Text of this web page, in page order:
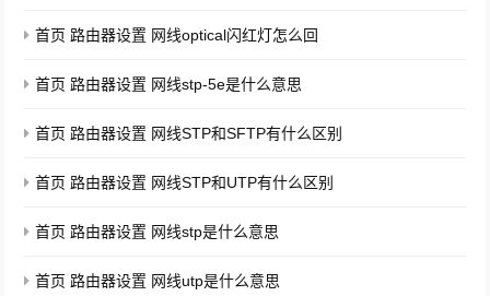
首页 路由器设置 网线optical闪红灯怎么回
首页 路由器设置 网线stp-5e是什么意思
首页 路由器设置 网线STP和SFTP有什么区别
首页 路由器设置 网线STP和UTP有什么区别
首页 路由器设置 网线stp是什么意思
首页 路由器设置 网线utp是什么意思